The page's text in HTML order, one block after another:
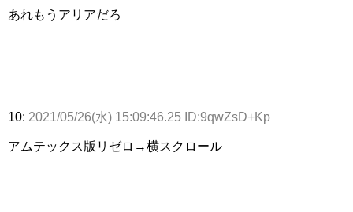
あれもうアリアだろ
10: 2021/05/26(水) 15:09:46.25 ID:9qwZsD+Kp
アムテックス版リゼロ→横スクロール